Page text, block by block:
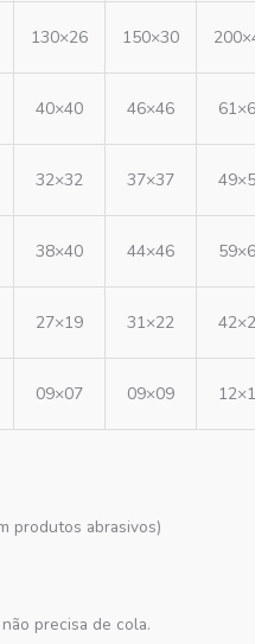
130×26 150×30
40×40 46×46
32×32 37×37
38×40 44×46
27×19 31×22
09×07 09×09
produtos abrasivos)
precisa de cola.